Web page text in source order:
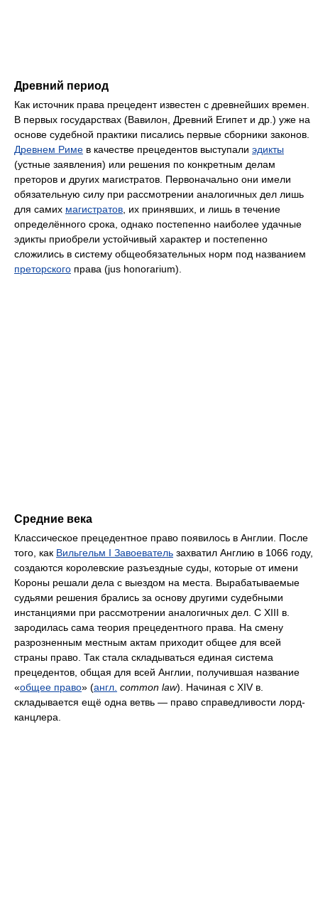
Древний период
Как источник права прецедент известен с древнейших времен.
В первых государствах (Вавилон, Древний Египет и др.) уже на
основе судебной практики писались первые сборники законов.
Древнем Риме в качестве прецедентов выступали эдикты
(устные заявления) или решения по конкретным делам
преторов и других магистратов. Первоначально они имели
обязательную силу при рассмотрении аналогичных дел лишь
для самих магистратов , их принявших, и лишь в течение
определённого срока, однако постепенно наиболее удачные
эдикты приобрели устойчивый характер и постепенно
сложились в систему общеобязательных норм под названием
преторского права (jus honorarium).
Средние века
Классическое прецедентное право появилось в Англии. После
того, как Вильгельм I Завоеватель захватил Англию в 1066 году,
создаются королевские разъездные суды, которые от имени
Короны решали дела с выездом на места. Вырабатываемые
судьями решения брались за основу другими судебными
инстанциями при рассмотрении аналогичных дел. С XIII в.
зародилась сама теория прецедентного права. На смену
разрозненным местным актам приходит общее для всей
страны право. Так стала складываться единая система
прецедентов, общая для всей Англии, получившая название
«общее право» (англ. common law). Начиная с XIV в.
складывается ещё одна ветвь — право справедливости лорд-
канцлера.